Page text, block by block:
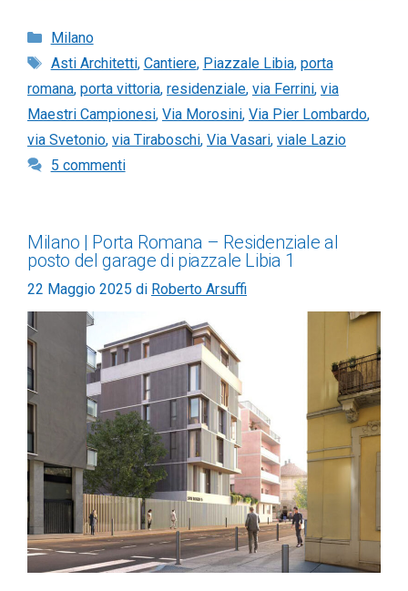
Categorie
Milano
Tag
Asti Architetti, Cantiere, Piazzale Libia, porta
romana, porta vittoria, residenziale, via Ferrini, via
Maestri Campionesi, Via Morosini, Via Pier Lombardo,
via Svetonio, via Tiraboschi, Via Vasari, viale Lazio
5 commenti
Milano | Porta Romana – Residenziale al
posto del garage di piazzale Libia 1
22 Maggio 2025 di Roberto Arsuffi